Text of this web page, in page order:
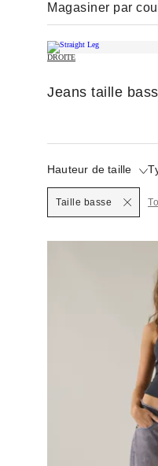
Magasiner par
DROITE
Jeans taille
Hauteur de taille
Selected
Taille basse